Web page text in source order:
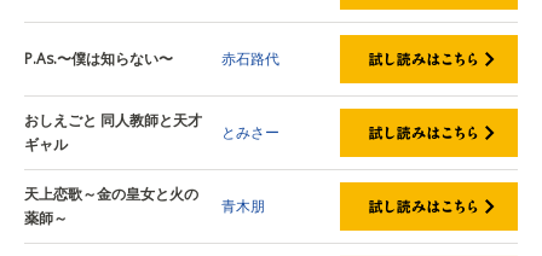
P.As.〜僕は知らない〜 赤石路代
おしえごと 同人教師と天才
ギャル
とみさー
天上恋歌～金の皇女と火の
薬師～
青木朋